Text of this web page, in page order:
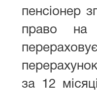
пенсіонер
право на
за 12